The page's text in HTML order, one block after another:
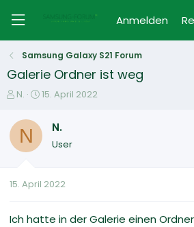
Anmelden
Samsung Galaxy S21 Forum
Galerie Ordner ist weg
E
s
e
e
N.
E
t
m
15. April 2022
N N.
User
15. April 2022
Ich hatte in der Galerie einen